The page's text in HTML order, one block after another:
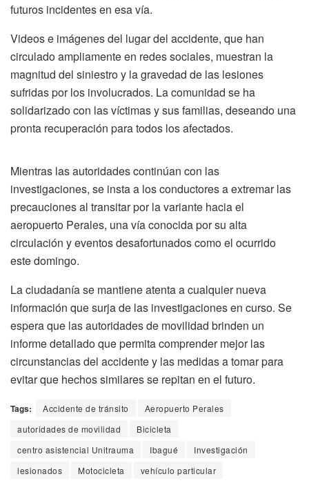
futuros incidentes en esa vía.
Videos e imágenes del lugar del accidente, que han
circulado ampliamente en redes sociales, muestran la
magnitud del siniestro y la gravedad de las lesiones
sufridas por los involucrados. La comunidad se ha
solidarizado con las víctimas y sus familias, deseando una
pronta recuperación para todos los afectados.
Mientras las autoridades continúan con las
investigaciones, se insta a los conductores a extremar las
precauciones al transitar por la variante hacia el
aeropuerto Perales, una vía conocida por su alta
circulación y eventos desafortunados como el ocurrido
este domingo.
La ciudadanía se mantiene atenta a cualquier nueva
información que surja de las investigaciones en curso. Se
espera que las autoridades de movilidad brinden un
informe detallado que permita comprender mejor las
circunstancias del accidente y las medidas a tomar para
evitar que hechos similares se repitan en el futuro.
Tags: Accidente de tránsito
Aeropuerto Perales
autoridades de movilidad
Bicicleta
centro asistencial Unitrauma
Ibagué
Investigación
lesionados
Motocicleta vehículo particular